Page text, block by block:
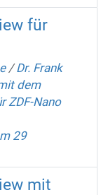
für
/Dr. Frank
dem
ZDF-Nano
29
mit